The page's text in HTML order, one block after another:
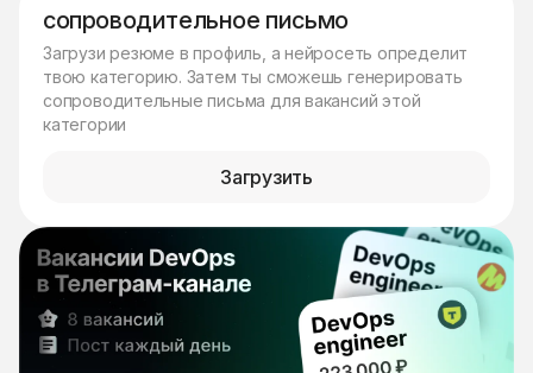
сопроводительное письмо
Загрузи резюме в профиль, а нейросеть определит
твою категорию. Затем ты сможешь генерировать
сопроводительные письма для вакансий этой
категории
Загрузить